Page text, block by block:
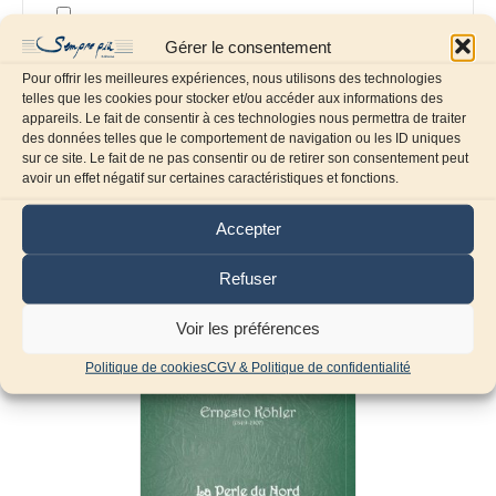
Gérer le consentement
Pour offrir les meilleures expériences, nous utilisons des technologies
telles que les cookies pour stocker et/ou accéder aux informations des
appareils. Le fait de consentir à ces technologies nous permettra de traiter
des données telles que le comportement de navigation ou les ID uniques
sur ce site. Le fait de ne pas consentir ou de retirer son consentement peut
avoir un effet négatif sur certaines caractéristiques et fonctions.
Accepter
Refuser
Voir les préférences
Politique de cookiesCGV & Politique de confidentialité
Enregistrer mon nom, mon e-mail et mon site dans
le navigateur pour mon prochain commentaire.
Produits similaires